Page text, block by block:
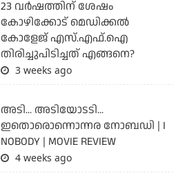
23 വർഷത്തിന് ശേഷം
കോഴിക്കോട് മെഡിക്കൽ
കോളേജ് എസ്.എഫ്.ഐ
തിരിച്ചുപിടിച്ചത് എങ്ങനെ?
3 weeks ago
അടി... അടിയോടടി...
ഇതൊരൊന്നൊന്നര നോബഡി | I
NOBODY | MOVIE REVIEW
4 weeks ago